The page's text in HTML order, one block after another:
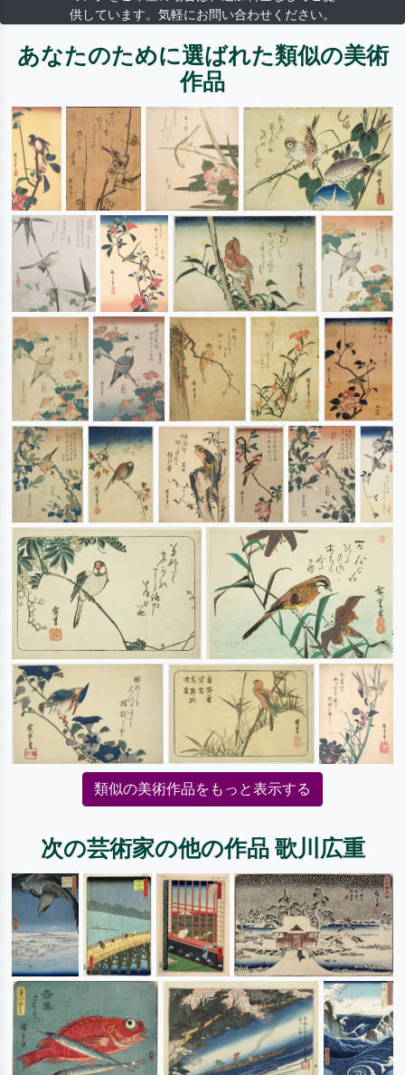
供しています。気軽にお問い合わせください。
あなたのために選ばれた類似の美術
作品
類似の美術作品をもっと表示する
次の芸術家の他の作品 歌川広重